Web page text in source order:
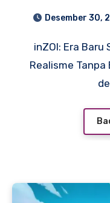
Desember 30,
inZOI: Era Baru Simulasi Kehidupan dengan
Realisme